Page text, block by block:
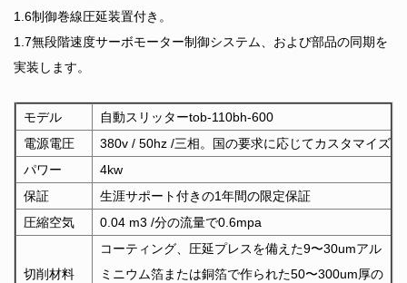
1.6制御巻線圧延装置付き。
1.7無段階速度サーボモーター制御システム、および部品の同期を
実装します。
モデル
自動スリッターtob-110bh-600
電源電圧
380v / 50hz /三相。国の要求に応じてカスタマイズ
パワー
4kw
保証
生涯サポート付きの1年間の限定保証
圧縮空気
0.04 m3 /分の流量で0.6mpa
切削材料
コーティング、圧延プレスを備えた9〜30umアル
ミニウム箔または銅箔で作られた50〜300um厚の